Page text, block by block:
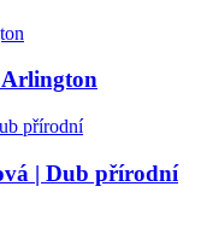
Arlington
| Dub přírodní